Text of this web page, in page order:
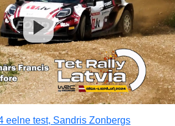
eelne test, Sandris Zonbergs